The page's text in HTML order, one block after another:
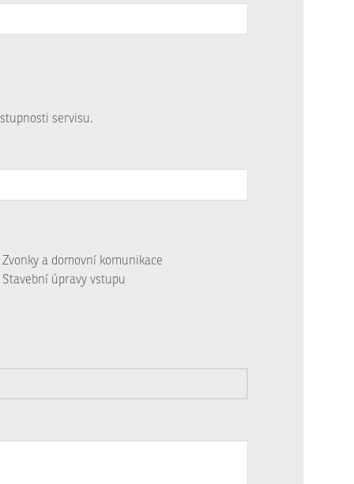
servisu.
Zvonky a domovní komunikace
Stavební úpravy vstupu